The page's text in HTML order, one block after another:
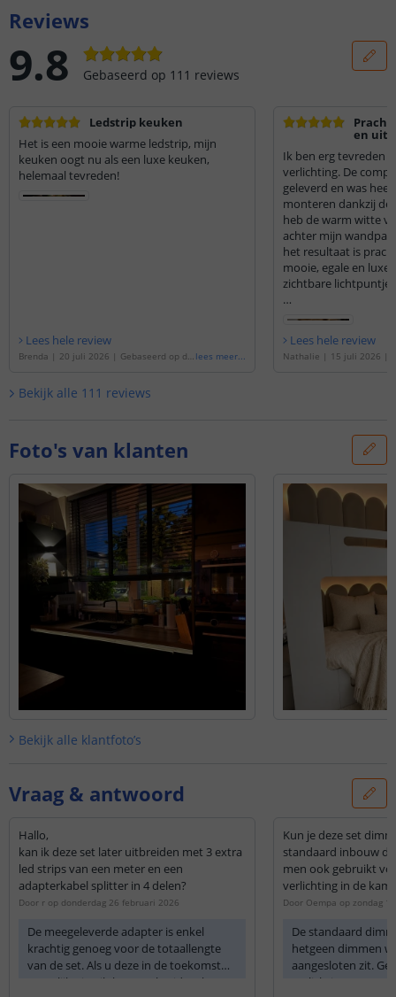
Reviews
9.8 Gebaseerd op 111 reviews
Ledstrip keuken
Het is een mooie warme ledstrip, mijn
keuken oogt nu als een luxe keuken,
helemaal tevreden!
Lees hele review
Brenda | 20 juli 2026 | Gebaseerd op de lees meer...
en
Ik ben erg tevreden
verlichting. De
geleverd en was
monteren dankzij de
heb de warm witte
achter mijn
het resultaat is
mooie, egale en
zichtbare
Ik heb gekozen
werkt. Je kunt de
dimmen en precies
wat erg prettig was.
uitstekende service.
Lees hele review
Nathalie | 15 juli 2026 |
Bekijk alle 111 reviews
Foto's van klanten
Bekijk alle klantfoto’s
Vraag & antwoord
Hallo,
kan ik deze set later uitbreiden met 3 extra
led strips van een meter en een
adapterkabel splitter in 4 delen?
Door r op donderdag 26 februari 2026
De meegeleverde adapter is enkel
krachtig genoeg voor de totaallengte
van de set. Als u deze in de toekomst
mogelijk uit wilt kunnen breiden, kunt u
Kun je deze set
standaard inbouw
men ook gebruikt
verlichting in de
Door Oempa op zondag
De standaard
hetgeen dimmen
aangesloten zit.
verlichting.